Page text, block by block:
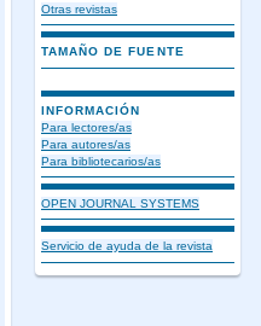
Otras revistas
TAMAÑO DE FUENTE
INFORMACIÓN
Para lectores/as
Para autores/as
Para bibliotecarios/as
OPEN JOURNAL SYSTEMS
Servicio de ayuda de la revista